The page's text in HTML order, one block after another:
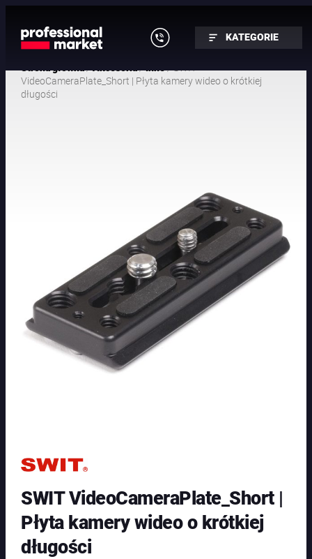
KATEGORIE
/ /
/ SWIT
VideoCameraPlate_Short | Płyta kamery wideo o krótkiej
długości
SWIT VideoCameraPlate_Short |
Płyta kamery wideo o krótkiej
długości